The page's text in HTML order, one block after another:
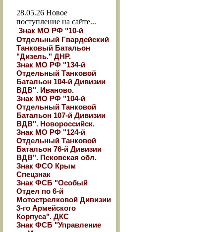
28.05.26 Новое
поступление на сайте...
Знак МО РФ "10-й
Отдельный Гвардейский
Танковый Батальон
"Дизель." ДНР.
Знак МО РФ "134-й
Отдельный Танковой
Батальон 104-й Дивизии
ВДВ". Иваново.
Знак МО РФ "104-й
Отдельный Танковой
Батальон 107-й Дивизии
ВДВ". Новороссийск.
Знак МО РФ "124-й
Отдельный Танковой
Батальон 76-й Дивизии
ВДВ". Псковская обл.
Знак ФСО Крым
Спецзнак
Знак ФСБ "Особый
Отдел по 6-й
Мотострелковой Дивизии
3-го Армейского
Корпуса". ДКС
Знак ФСБ "Управление